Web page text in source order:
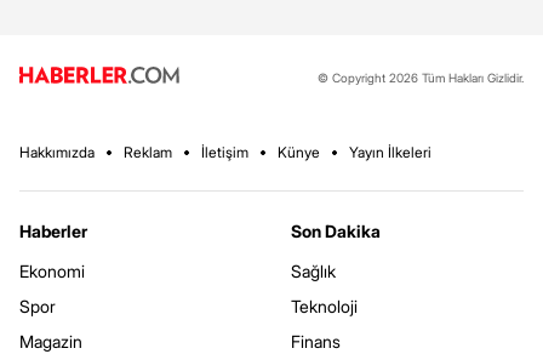
© Copyright 2026 Tüm Hakları Gizlidir.
Hakkımızda Reklam İletişim Künye Yayın İlkeleri
Haberler
Ekonomi
Spor
Magazin
Son Dakika
Sağlık
Teknoloji
Finans